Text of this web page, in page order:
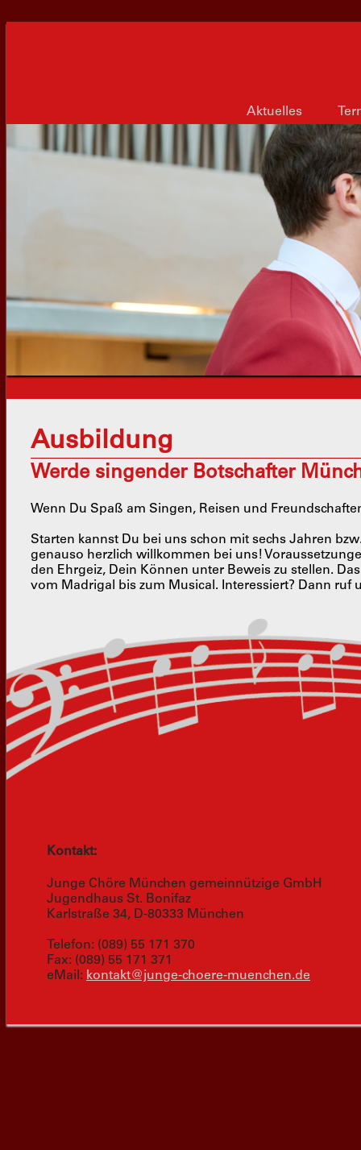
Aktuelles
Ausbildung
Werde singender Botschafter
Wenn Du Spaß am Singen, Reisen und
Starten kannst Du bei uns schon mit sechs Jahren
genauso herzlich willkommen bei uns!
den Ehrgeiz, Dein Können unter Beweis zu stellen.
vom Madrigal bis zum Musical. Interessiert? Dann ruf
Kontakt:
Junge Chöre München gemeinnützige GmbH
Jugendhaus St. Bonifaz
Karlstraße 34, D-80333 München
Telefon: (089) 55 171 370
Fax: (089) 55 171 371
eMail: kontakt@junge-choere-muenchen.de